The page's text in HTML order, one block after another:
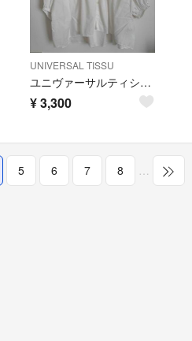
UNIVERSAL TISSU
ユニヴァーサルティシュ バンドカラーギャザーボリュームブラウス
¥3,300
5 6 7 8 …